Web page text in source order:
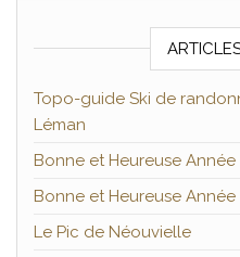
Topo-guide Ski de
Léman
Bonne et Heureuse Année
Bonne et Heureuse Année
Le Pic de Néouvielle